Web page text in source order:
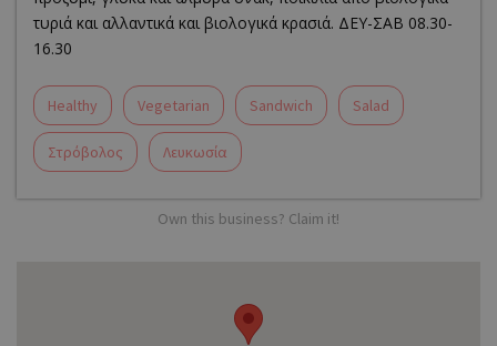
τυριά και αλλαντικά και βιολογικά κρασιά. ΔΕΥ-ΣΑΒ 08.30-
16.30
Healthy Vegetarian Sandwich Salad
Στρόβολος Λευκωσία
Own this business? Claim it!